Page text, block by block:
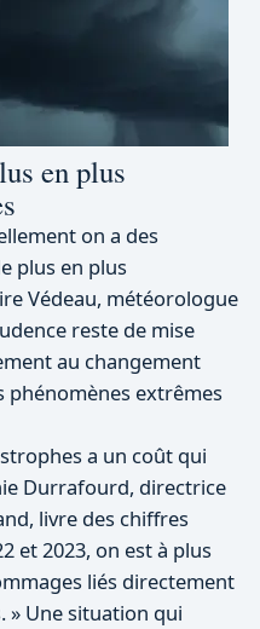
en plus
on a des
plus en plus
Védeau, météorologue
reste de mise
au changement
phénomènes extrêmes
a un coût qui
Durrafourd, directrice
livre des chiffres
et 2023, on est à plus
liés directement
» Une situation qui